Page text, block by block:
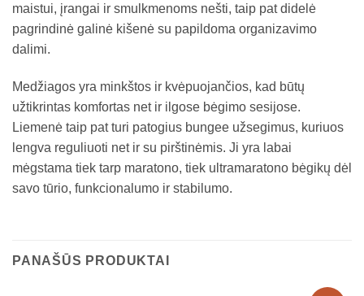
maistui, įrangai ir smulkmenoms nešti, taip pat didelė
pagrindinė galinė kišenė su papildoma organizavimo
dalimi.
Medžiagos yra minkštos ir kvėpuojančios, kad būtų
užtikrintas komfortas net ir ilgose bėgimo sesijose.
Liemenė taip pat turi patogius bungee užsegimus, kuriuos
lengva reguliuoti net ir su pirštinėmis. Ji yra labai
mėgstama tiek tarp maratono, tiek ultramaratono bėgikų dėl
savo tūrio, funkcionalumo ir stabilumo.
PANAŠŪS PRODUKTAI